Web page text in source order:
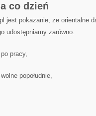
co dzień
jest pokazanie, że orientalne
udostępniamy zarówno:
pracy,
popołudnie,